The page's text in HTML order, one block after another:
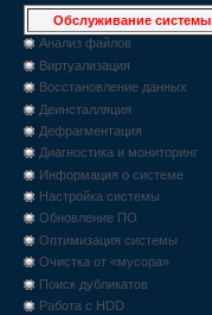
Обслуживание системы
Анализ файлов
Виртуализация
Восстановление данных
Деинсталляция
Дефрагментация
Диагностика и мониторинг
Информация о системе
Настройка системы
Обновление ПО
Оптимизация системы
Очистка от «мусора»
Поиск дубликатов
Работа с HDD